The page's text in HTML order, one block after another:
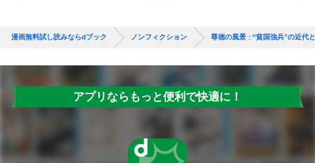
漫画無料試し読みならdブック ノンフィクション 尊徳の風景 : “貧国強兵”の近代
アプリならもっと便利で快適に！